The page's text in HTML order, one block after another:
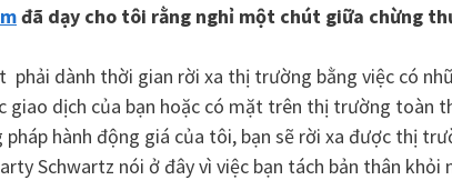
đã dạy cho tôi rằng nghỉ một chút giữa chừng
dành thời gian rời xa thị trường bằng việc có
giao dịch của bạn hoặc có mặt trên thị trường toàn
hành động giá của tôi, bạn sẽ rời xa được thị
Schwartz nói ở đây vì việc bạn tách bản thân khỏi